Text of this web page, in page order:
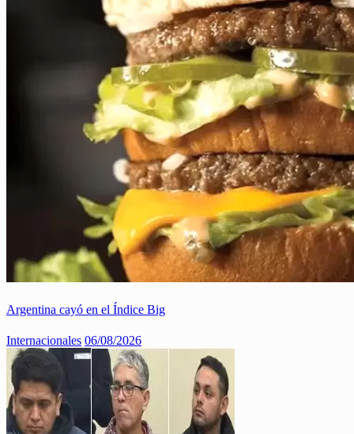
Argentina cayó en el Índice Big
Internacionales 06/08/2026